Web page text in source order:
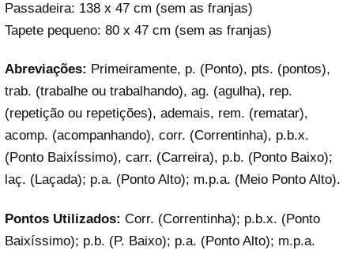
Passadeira: 138 x 47 cm (sem as franjas)
Tapete pequeno: 80 x 47 cm (sem as franjas)
Abreviações: Primeiramente, p. (Ponto), pts. (pontos),
trab. (trabalhe ou trabalhando), ag. (agulha), rep.
(repetição ou repetições), ademais, rem. (rematar),
acomp. (acompanhando), corr. (Correntinha), p.b.x.
(Ponto Baixíssimo), carr. (Carreira), p.b. (Ponto Baixo);
laç. (Laçada); p.a. (Ponto Alto); m.p.a. (Meio Ponto Alto).
Pontos Utilizados: Corr. (Correntinha); p.b.x. (Ponto
Baixíssimo); p.b. (P. Baixo); p.a. (Ponto Alto); m.p.a.